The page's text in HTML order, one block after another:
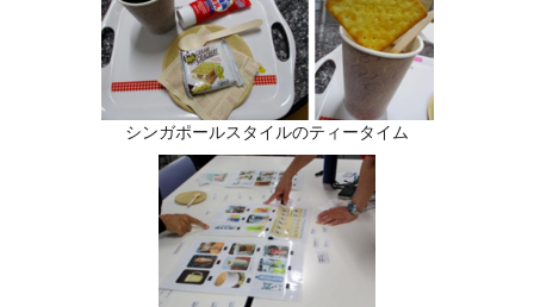
シンガポールスタイルのティータイム